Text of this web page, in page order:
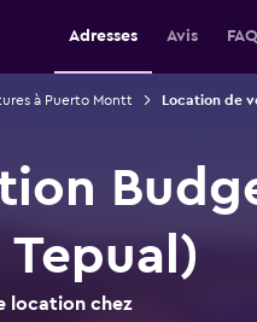
Adresses Avis FAQ
à Puerto Montt Location de
location chez